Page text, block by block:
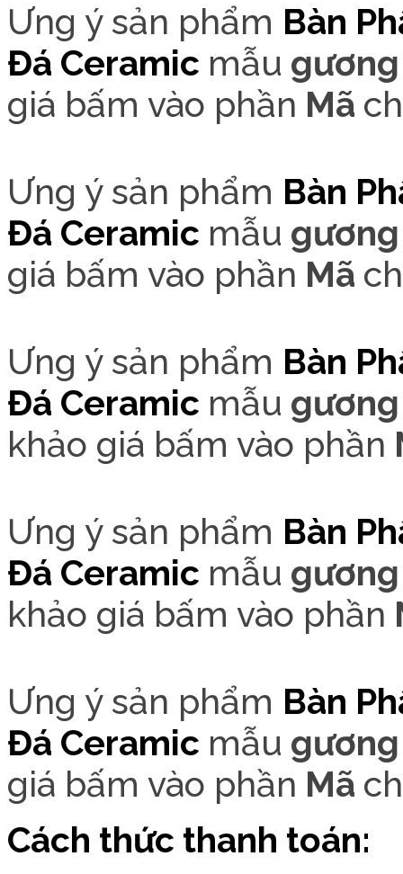
Ưng ý sản phẩm Bàn
Đá Ceramic mẫu
giá bấm vào phần Mã
Ưng ý sản phẩm Bàn
Đá Ceramic mẫu
giá bấm vào phần Mã
Ưng ý sản phẩm Bàn
Đá Ceramic mẫu
khảo giá bấm vào phần
Ưng ý sản phẩm Bàn
Đá Ceramic mẫu
khảo giá bấm vào phần
Ưng ý sản phẩm Bàn
Đá Ceramic mẫu
giá bấm vào phần Mã
Cách thức thanh toán: